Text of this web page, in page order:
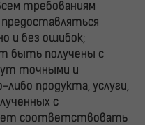
требованиям
и без ошибок;
быть получены с
точными и
продукта, услуги,
с
соответствовать